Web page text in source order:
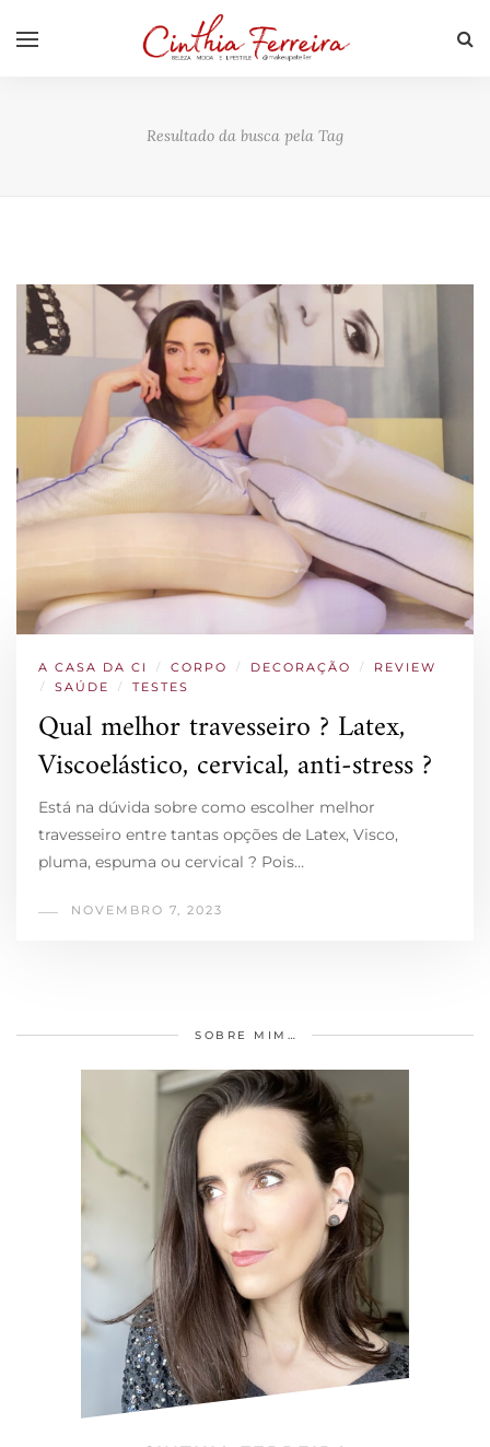
Resultado da busca pela Tag
A CASA DA CI / CORPO / DECORAÇÃO / REVIEW
/ SAÚDE / TESTES
Qual melhor travesseiro ? Latex,
Viscoelástico, cervical, anti-stress ?
Está na dúvida sobre como escolher melhor
travesseiro entre tantas opções de Latex, Visco,
pluma, espuma ou cervical ? Pois…
NOVEMBRO 7, 2023
SOBRE MIM…